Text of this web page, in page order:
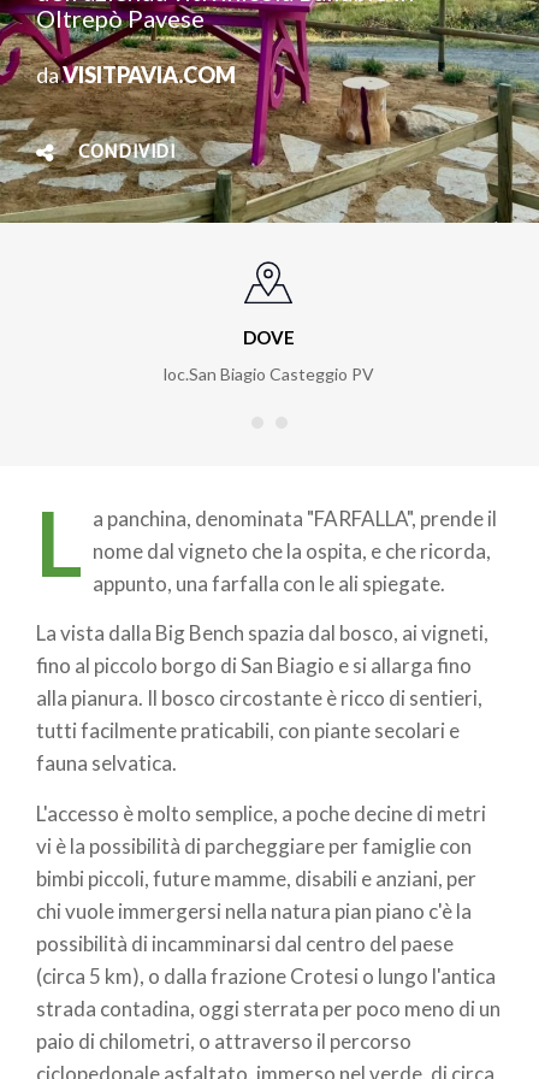
Oltrepò Pavese
daVISITPAVIA.COM
CONDIVIDI
DOVE
loc.San Biagio Casteggio PV
L a panchina, denominata "FARFALLA", prende il
nome dal vigneto che la ospita, e che ricorda,
appunto, una farfalla con le ali spiegate.
La vista dalla Big Bench spazia dal bosco, ai vigneti,
fino al piccolo borgo di San Biagio e si allarga fino
alla pianura. Il bosco circostante è ricco di sentieri,
tutti facilmente praticabili, con piante secolari e
fauna selvatica.
L'accesso è molto semplice, a poche decine di metri
vi è la possibilità di parcheggiare per famiglie con
bimbi piccoli, future mamme, disabili e anziani, per
chi vuole immergersi nella natura pian piano c'è la
possibilità di incamminarsi dal centro del paese
(circa 5 km), o dalla frazione Crotesi o lungo l'antica
strada contadina, oggi sterrata per poco meno di un
paio di chilometri, o attraverso il percorso
ciclopedonale asfaltato, immerso nel verde, di circa